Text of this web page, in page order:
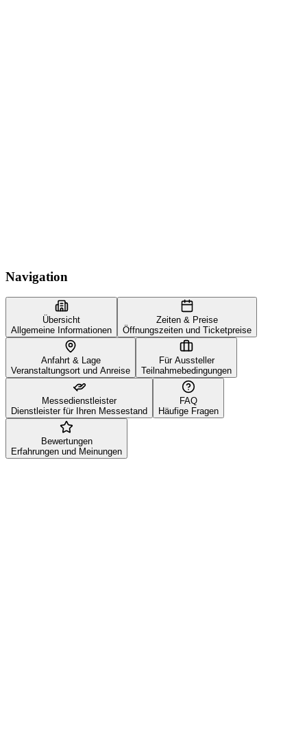
Navigation
Übersicht
Allgemeine Informationen
Zeiten & Preise
Öffnungszeiten und Ticketpreise
Anfahrt & Lage
Veranstaltungsort und Anreise
Für Aussteller
Teilnahmebedingungen
Messedienstleister
Dienstleister für Ihren Messestand
FAQ
Häufige Fragen
Bewertungen
Erfahrungen und Meinungen